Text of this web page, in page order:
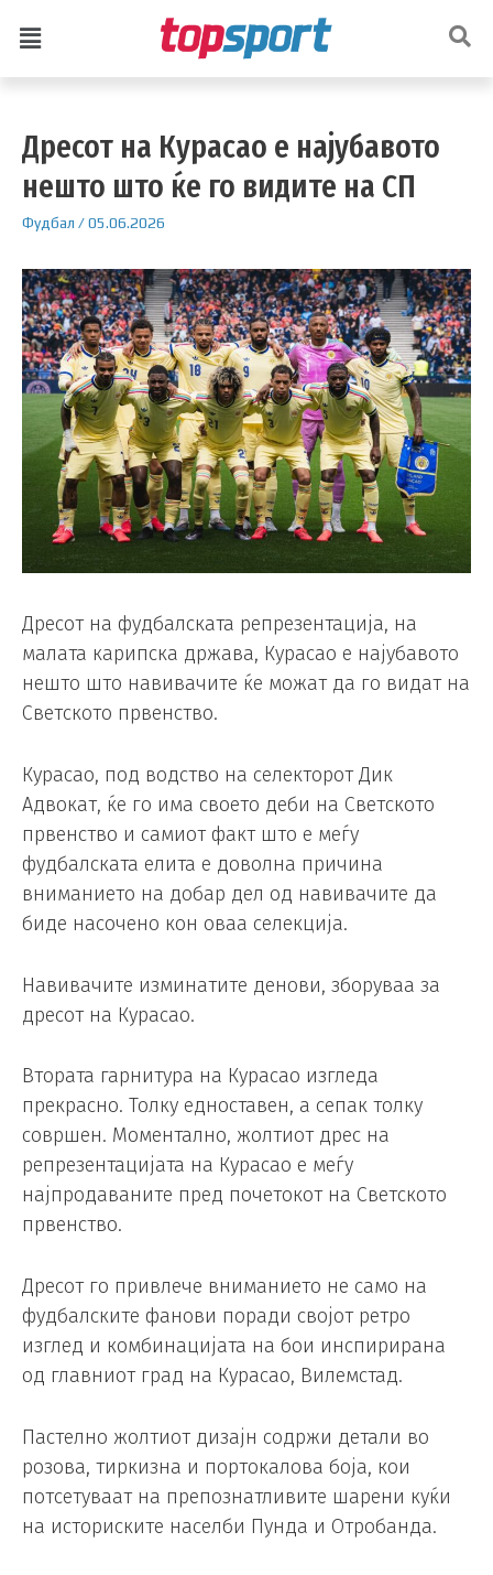
Дресот на Курасао е најубавото
нешто што ќе го видите на СП
Фудбал /05.06.2026
Дресот на фудбалската репрезентација, на
малата карипска држава, Курасао е најубавото
нешто што навивачите ќе можат да го видат на
Светското првенство.
Курасао, под водство на селекторот Дик
Адвокат, ќе го има своето деби на Светското
првенство и самиот факт што е меѓу
фудбалската елита е доволна причина
вниманието на добар дел од навивачите да
биде насочено кон оваа селекција.
Навивачите изминатите денови, зборуваа за
дресот на Курасао.
Втората гарнитура на Курасао изгледа
прекрасно. Толку едноставен, а сепак толку
совршен. Моментално, жолтиот дрес на
репрезентацијата на Курасао е меѓу
најпродаваните пред почетокот на Светското
првенство.
Дресот го привлече вниманието не само на
фудбалските фанови поради својот ретро
изглед и комбинацијата на бои инспирирана
од главниот град на Курасао, Вилемстад.
Пастелно жолтиот дизајн содржи детали во
розова, тиркизна и портокалова боја, кои
потсетуваат на препознатливите шарени куќи
на историските населби Пунда и Отробанда.